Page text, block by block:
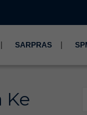
SARPRAS
Ke